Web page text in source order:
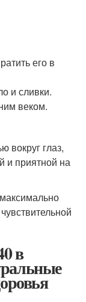
его в
и сливки.
веком.
вокруг глаз,
и приятной на
в